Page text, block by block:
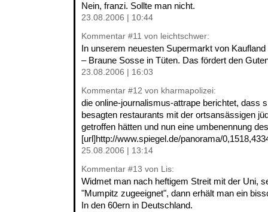
Nein, franzi. Sollte man nicht.
23.08.2006 | 10:44
Kommentar #11 von leichtschwer:
In unserem neuesten Supermarkt von
– Braune Sosse in Tüten. Das fördert den
23.08.2006 | 16:03
Kommentar #12 von kharmapolizei:
die online-journalismus-attrape berichtet, dass
besagten restaurants mit der ortsansässigen
getroffen hätten und nun eine umbenennung
[url]http://www.spiegel.de/panorama/
25.08.2006 | 13:14
Kommentar #13 von Lis:
Widmet man nach heftigem Streit mit der Uni,
"Mumpitz zugeeignet", dann erhält man ein
In den 60ern in Deutschland.